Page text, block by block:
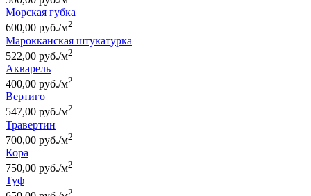
Морская губка
600,00 руб./м2
Марокканская штукатурка
522,00 руб./м2
Акварель
400,00 руб./м2
Вертиго
547,00 руб./м2
Травертин
700,00 руб./м2
Кора
750,00 руб./м2
Туф
2